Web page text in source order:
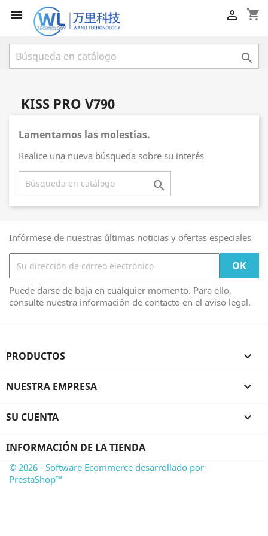
 shopping_cart


KISS PRO V790
Lamentamos las molestias.
Realice una nueva búsqueda sobre su interés

Infórmese de nuestras últimas noticias y ofertas especiales
Puede darse de baja en cualquier momento. Para ello,
consulte nuestra información de contacto en el aviso legal.
PRODUCTOS 
NUESTRA EMPRESA 
SU CUENTA 
INFORMACIÓN DE LA TIENDA
© 2026 - Software Ecommerce desarrollado por
PrestaShop™